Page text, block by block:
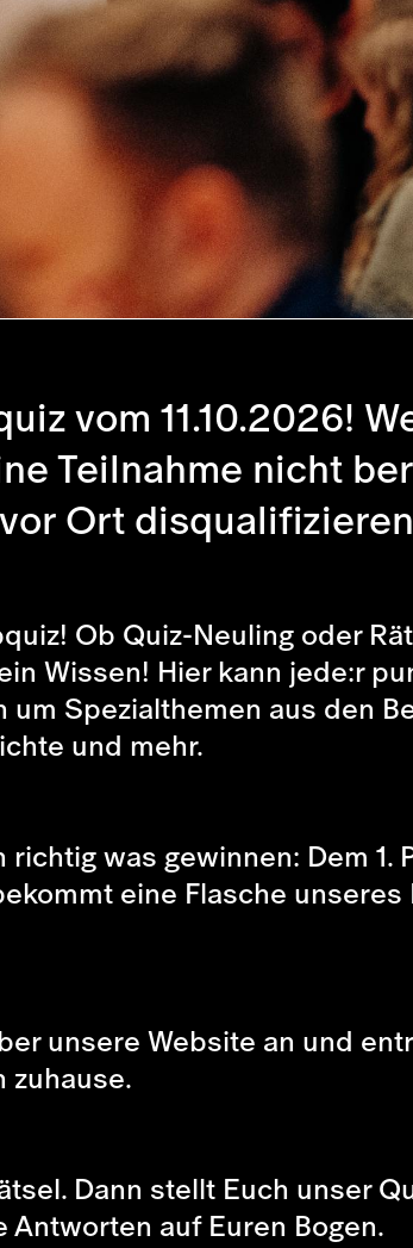
vom 11.10.2026!
Teilnahme nicht
Ort
Ob Quiz-Neuling oder
Wissen! Hier kann jede:r
Spezialthemen aus den
und mehr.
was gewinnen: Dem 1.
eine Flasche
unsere Website an und
zuhause.
Dann stellt Euch unser
auf Euren Bogen.